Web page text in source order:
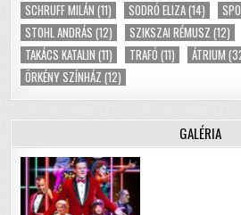
SCHRUFF MILÁN (11) SODRÓ ELIZA(14)
STOHL ANDRÁS (12) SZIKSZAI RÉMUSZ (12)
TAKÁCS KATALIN (11) TRAFÓ (11) ÁTRIUM
ÖRKÉNY SZÍNHÁZ (12)
GALÉRIA